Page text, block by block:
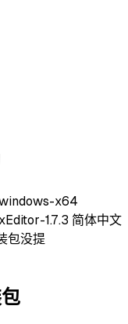
x64
1.7.3 简体中文
包没提